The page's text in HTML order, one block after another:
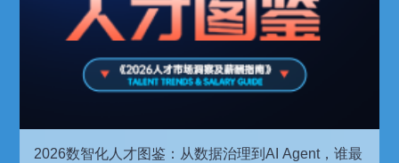
2026数智化人才图鉴：从数据治理到AI Agent，谁最